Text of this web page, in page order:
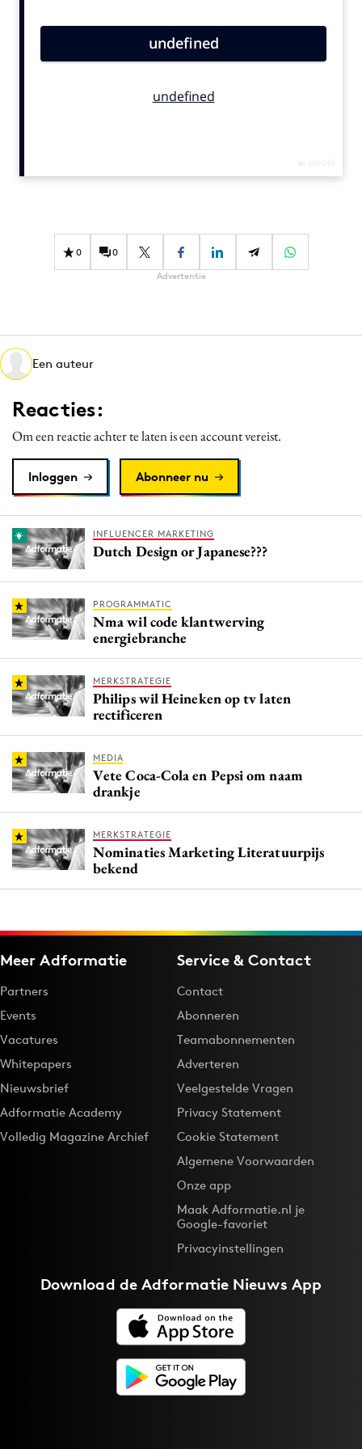
Carriere
Diversiteit
Interne communicatie
Martech
Media
Merkstrategie
PR
Purpose Marketing
Reputatie & crisis
0 0
Advertentie
Een auteur
Reacties:
Om een reactie achter te laten is een account vereist.
Inloggen Abonneer nu
INFLUENCER MARKETING
Dutch Design or Japanese???
PROGRAMMATIC
Nma wil code klantwerving
energiebranche
MERKSTRATEGIE
Philips wil Heineken op tv laten
rectificeren
MEDIA
Vete Coca-Cola en Pepsi om naam
drankje
MERKSTRATEGIE
Nominaties Marketing Literatuurpijs
bekend
Meer Adformatie
Partners
Events
Vacatures
Whitepapers
Nieuwsbrief
Adformatie Academy
Volledig Magazine Archief
Service & Contact
Contact
Abonneren
Teamabonnementen
Adverteren
Veelgestelde Vragen
Privacy Statement
Cookie Statement
Algemene Voorwaarden
Onze app
Maak Adformatie.nl je
Google-favoriet
Privacyinstellingen
Download deAdformatie Nieuws App